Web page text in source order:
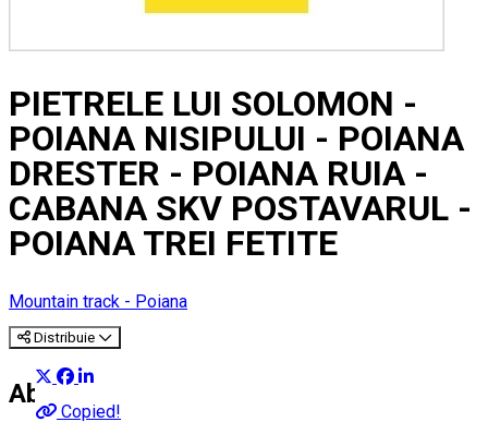
PIETRELE LUI SOLOMON -
POIANA NISIPULUI - POIANA
DRESTER - POIANA RUIA -
CABANA SKV POSTAVARUL -
POIANA TREI FETITE
Mountain track - Poiana
Distribuie
Copied!
About